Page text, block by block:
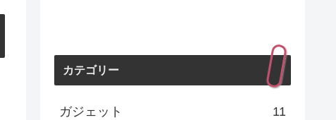
カテゴリー
ガジェット 11